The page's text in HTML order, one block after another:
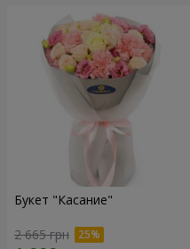
Букет "Касание"
2 665 грн